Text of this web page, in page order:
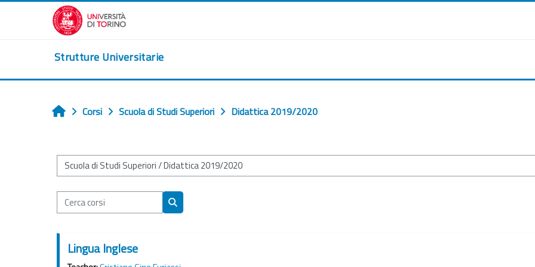
Vai al contenuto principale
Strutture Universitarie
Home
Corsi Scuola di Studi Superiori Didattica 2019/2020
Categorie di corso
Cerca corsi
Cerca corsi
Lingua Inglese